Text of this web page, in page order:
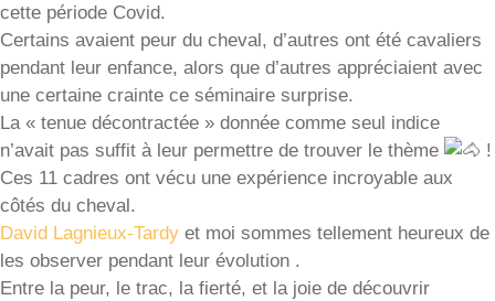
cette période Covid.
Certains avaient peur du cheval, d’autres ont été cavaliers
pendant leur enfance, alors que d’autres appréciaient avec
une certaine crainte ce séminaire surprise.
La « tenue décontractée » donnée comme seul indice
n’avait pas suffit à leur permettre de trouver le thème
!
Ces 11 cadres ont vécu une expérience incroyable aux
côtés du cheval.
David Lagnieux-Tardy et moi sommes tellement heureux de
les observer pendant leur évolution .
Entre la peur, le trac, la fierté, et la joie de découvrir